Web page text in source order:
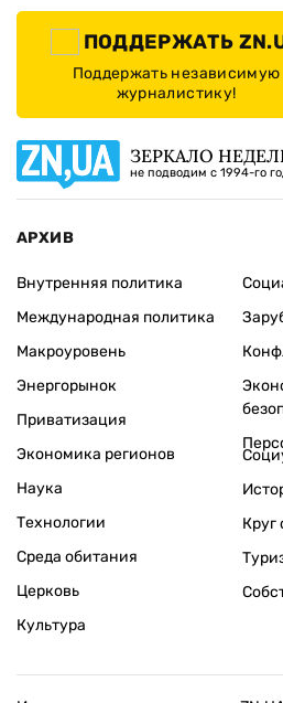
ПОДДЕРЖАТЬ
Поддержать независимую
журналистику!
ЗЕРКАЛО
не подводим с 1994-го
АРХИВ
Внутренняя политика
Международная политика
Макроуровень
Энергорынок
Приватизация
Экономика регионов
Наука
Технологии
Среда обитания
Церковь
Культура
Круг